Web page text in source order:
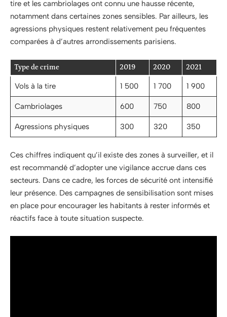
tire et les cambriolages ont connu une hausse récente,
notamment dans certaines zones sensibles. Par ailleurs, les
agressions physiques restent relativement peu fréquentes
comparées à d’autres arrondissements parisiens.
Type de crime 2019 2020 2021
Vols à la tire 1 500 1 700 1 900
Cambriolages 600 750 800
Agressions physiques 300 320 350
Ces chiffres indiquent qu’il existe des zones à surveiller, et il
est recommandé d’adopter une vigilance accrue dans ces
secteurs. Dans ce cadre, les forces de sécurité ont intensifié
leur présence. Des campagnes de sensibilisation sont mises
en place pour encourager les habitants à rester informés et
réactifs face à toute situation suspecte.